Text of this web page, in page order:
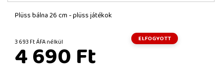
Plüss bálna 26 cm - plüss játékok
3 693 Ft ÁFA nélkül ELFOGYOTT
4 690 Ft